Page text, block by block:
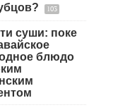
103
суши: поке
блюдо